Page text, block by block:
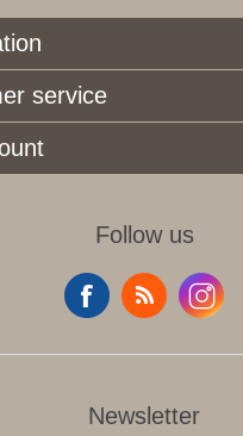
service
Follow us
Newsletter